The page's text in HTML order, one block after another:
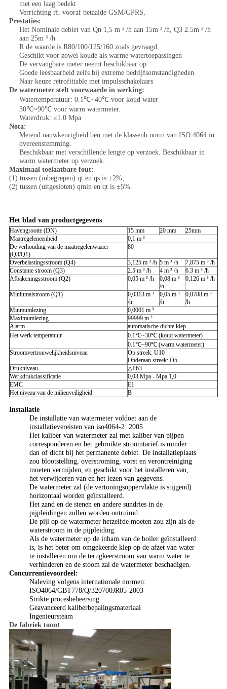
met een laag bedekt
Verrichting rf, vooraf betaalde GSM/GPRS,
Prestaties:
Het Nominale debiet van Qn 1,5 m ³ /h aan 15m ³ /h, Q3 2.5m ³ /h
aan 25m ³ /h
R de waarde is R80/100/125/160 zoals gevraagd
Geschikt voor zowel koude als warme watertoepassingen
De vervangbare meter neemt beschikbaar op
Goede leesbaarheid zelfs bij extreme bedrijfsomstandigheden
Naar keuze retrofittable met impulsschakelaars
De watermeter stelt voorwaarde in werking:
Watertemperatuur: 0.1℃~40℃ voor koud water
30℃~90℃ voor warm watermeter.
Waterdruk: ≤1.0 Mpa
Nota:
Metend nauwkeurigheid ben met de klassenb norm van ISO 4064 in
overeenstemming.
Beschikbaar met verschillende lengte op verzoek. Beschikbaar in
warm watermeter op verzoek.
Maximaal toelaatbare fout:
(1) tussen (inbegrepen) qt en qs is ±2%;
(2) tussen (uitgesloten) qmin en qt is ±5%.
Het blad van productgegevens
Havengrootte (DN) 15 mm 20 mm
25mm
Maatregeleneenheid
0,1 m ³
De verhouding van de maatregelenwaaier
(Q3/Q1)
80
Overbelastingsstroom (Q4) 3,125 m ³ /h 5 m ³ /h
7,875 m ³ /h
Constante stroom (Q3)
2.5 m ³ /h 4 m ³ /h
6.3 m ³ /h
Afbakeningsstroom (Q2)
0,05 m ³ /h
0,08 m ³
/h
0,126 m ³ /h
Miniumalstroom (Q1)
0,0313 m ³
/h
0,05 m ³
/h
0,0788 m ³
/h
Minmumlezing
0,0001 m ³
Maximumlezing
99999 m ³
Alarm
automatische dichte klep
Het werk temperatuur
0.1℃~30℃ (koud watermeter)
0.1℃~90℃ (warm watermeter)
Stroomvertrouwelijkheidsniveau
Op streek: U10
Onderaan streek: D5
Drukniveau
△P63
Werkdrukclassificatie
0,03 Mpa - Mpa 1,0
EMC
E1
Het niveau van de milieuveiligheid
B
Installatie
De installatie van watermeter voldoet aan de
installatievereisten van iso4064-2: 2005
Het kaliber van watermeter zal met kaliber van pijpen
corresponderen en het gebruikte stroomtarief is minder
dan of dicht bij het permanente debiet. De installatieplaats
zou blootstelling, overstroming, vorst en verontreiniging
moeten vermijden, en geschikt voor het installeren van,
het verwijderen van en het lezen van gegevens.
De watermeter zal (de vertoningsoppervlakte is stijgend)
horizontaal worden geïnstalleerd.
Het zand en de stenen en andere sundries in de
pijpleidingen zullen worden ontruimd.
De pijl op de watermeter hetzelfde moeten zou zijn als de
waterstroom in de pijpleiding.
Als de watermeter op de inham van de boiler geïnstalleerd
is, is het beter om omgekeerde klep op de afzet van water
te installeren om de terugkeerstroom van warm water te
verhinderen en de stoom zal de watermeter beschadigen.
Concurrentievoordeel:
Naleving volgens internationale normen:
ISO4064/GBT778/Q/320700JR05-2003
Strikte procesbeheersing
Geavanceerd kaliberbepalingsmateriaal
Ingenieursteam
De fabriek toont